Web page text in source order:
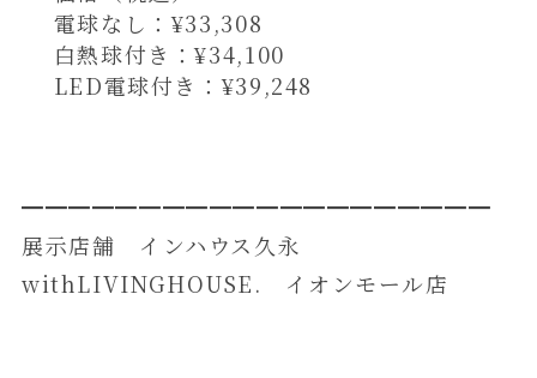
電球なし：¥33,308
白熱球付き：¥34,100
LED電球付き：¥39,248
━━━━━━━━━━━━━━━━━━━━
展示店舗 インハウス久永
withLIVINGHOUSE. イオンモール店